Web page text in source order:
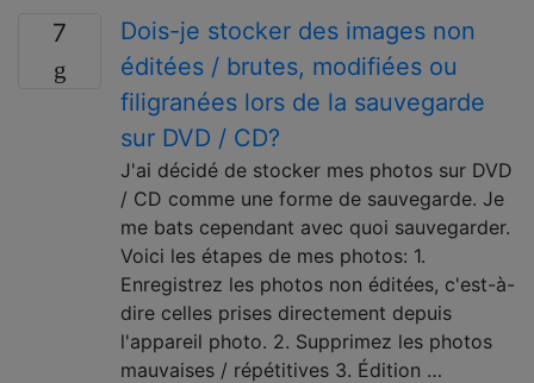
7
Dois-je stocker des images non
éditées / brutes, modifiées ou
filigranées lors de la sauvegarde
sur DVD / CD?
J'ai décidé de stocker mes photos sur DVD
/ CD comme une forme de sauvegarde. Je
me bats cependant avec quoi sauvegarder.
Voici les étapes de mes photos: 1.
Enregistrez les photos non éditées, c'est-à-
dire celles prises directement depuis
l'appareil photo. 2. Supprimez les photos
mauvaises / répétitives 3. Édition …